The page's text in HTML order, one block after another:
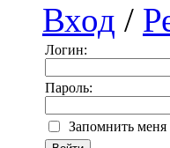
Вход /
Логин:
Пароль:
Запомнить меня